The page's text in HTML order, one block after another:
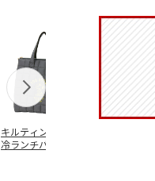
キルティング生地保
冷ランチバッグ